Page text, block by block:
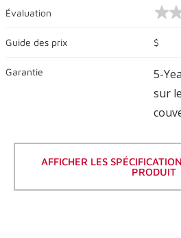
Évaluation
Pas
valeur
vers
Guide des prix $
Garantie
5-
sur
AFFICHER LES
PRODUIT